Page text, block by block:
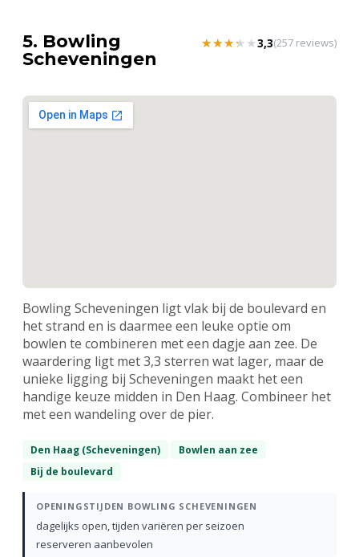
5. Bowling
Scheveningen
★★★★★
★★★★★3,3(257 reviews)
Bowling Scheveningen ligt vlak bij de boulevard en
het strand en is daarmee een leuke optie om
bowlen te combineren met een dagje aan zee. De
waardering ligt met 3,3 sterren wat lager, maar de
unieke ligging bij Scheveningen maakt het een
handige keuze midden in Den Haag. Combineer het
met een wandeling over de pier.
Den Haag (Scheveningen)
Bowlen aan zee
Bij de boulevard
OPENINGSTIJDEN BOWLING SCHEVENINGEN
dagelijks open, tijden variëren per seizoen
reserveren aanbevolen